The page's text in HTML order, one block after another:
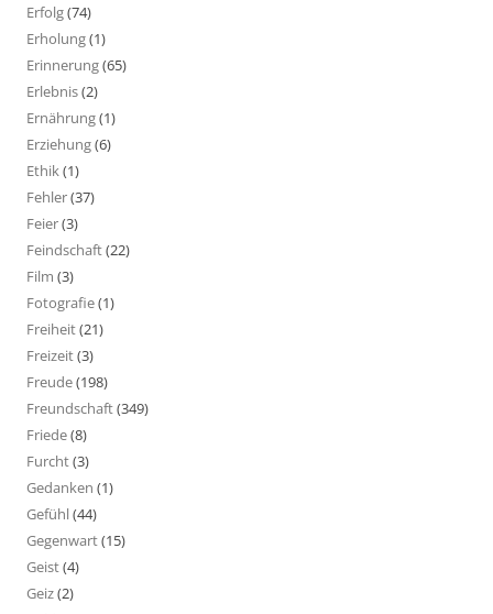
Erfolg(74)
Erholung(1)
Erinnerung(65)
Erlebnis(2)
Ernährung(1)
Erziehung(6)
Ethik(1)
Fehler(37)
Feier(3)
Feindschaft(22)
Film (3)
Fotografie(1)
Freiheit(21)
Freizeit(3)
Freude(198)
Freundschaft(349)
Friede(8)
Furcht(3)
Gedanken (1)
Gefühl(44)
Gegenwart(15)
Geist(4)
Geiz(2)